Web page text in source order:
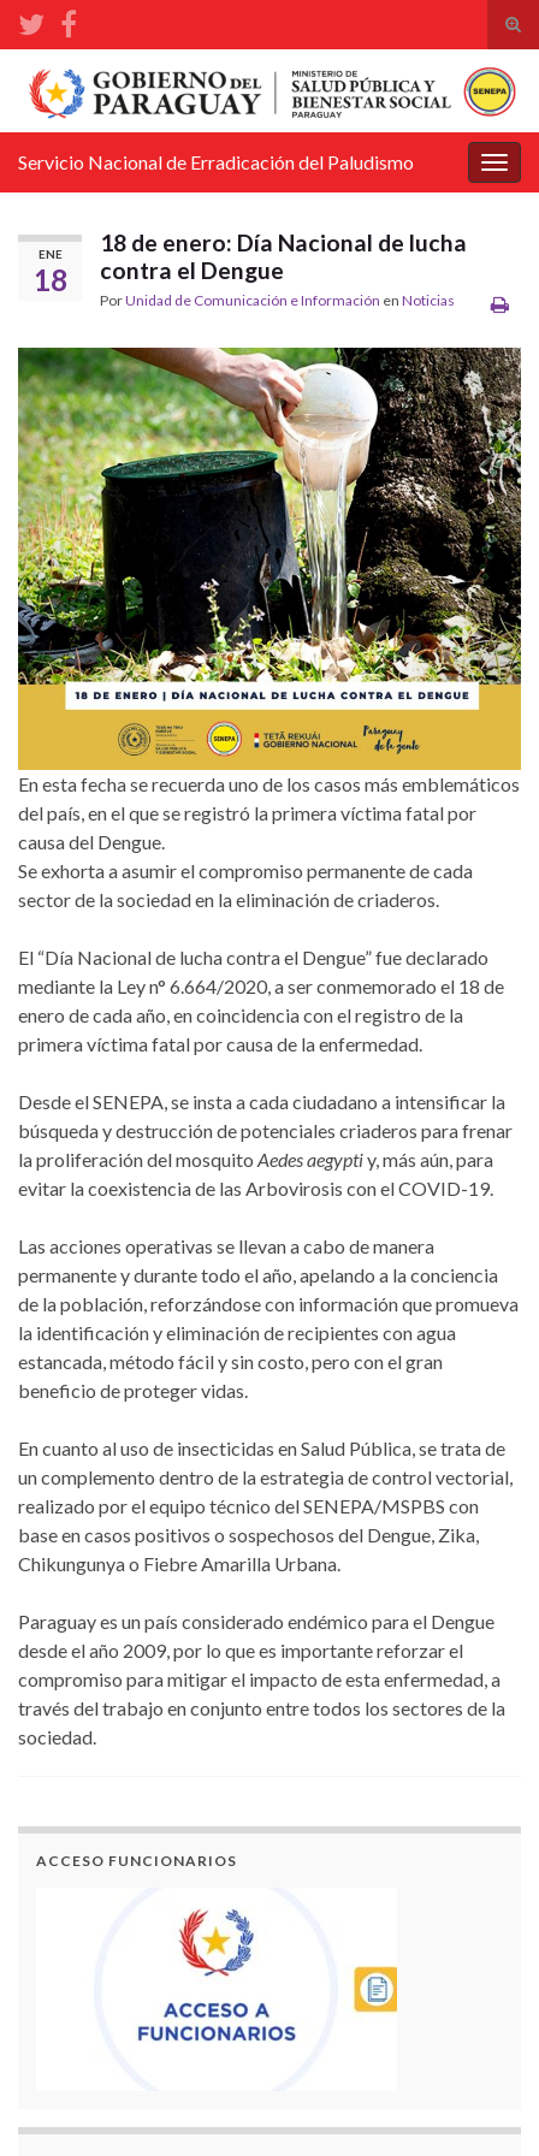
el
de
Search for:
la
Servicio Nacional de Erradicación del Paludismo
ENE
18
18 de enero: Día Nacional de lucha
contra el Dengue
PorUnidad de Comunicación e Información en Noticias
En esta fecha se recuerda uno de los casos más emblemáticos
del país, en el que se registró la primera víctima fatal por
causa del Dengue.
Se exhorta a asumir el compromiso permanente de cada
sector de la sociedad en la eliminación de criaderos.
El “Día Nacional de lucha contra el Dengue” fue declarado
mediante la Ley n° 6.664/2020, a ser conmemorado el 18 de
enero de cada año, en coincidencia con el registro de la
primera víctima fatal por causa de la enfermedad.
Desde el SENEPA, se insta a cada ciudadano a intensificar la
búsqueda y destrucción de potenciales criaderos para frenar
la proliferación del mosquito Aedes aegyptiy, más aún, para
evitar la coexistencia de las Arbovirosis con el COVID-19.
Las acciones operativas se llevan a cabo de manera
permanente y durante todo el año, apelando a la conciencia
de la población, reforzándose con información que promueva
la identificación y eliminación de recipientes con agua
estancada, método fácil y sin costo, pero con el gran
beneficio de proteger vidas.
En cuanto al uso de insecticidas en Salud Pública, se trata de
un complemento dentro de la estrategia de control vectorial,
realizado por el equipo técnico del SENEPA/MSPBS con
base en casos positivos o sospechosos del Dengue, Zika,
Chikungunya o Fiebre Amarilla Urbana.
Paraguay es un país considerado endémico para el Dengue
desde el año 2009, por lo que es importante reforzar el
compromiso para mitigar el impacto de esta enfermedad, a
través del trabajo en conjunto entre todos los sectores de la
sociedad.
ACCESO FUNCIONARIOS